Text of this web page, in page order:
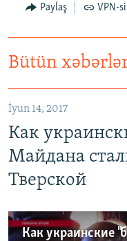
Paylaş VPN-
Bütün
İyun 14, 2017
Как
Майдана
Тверской